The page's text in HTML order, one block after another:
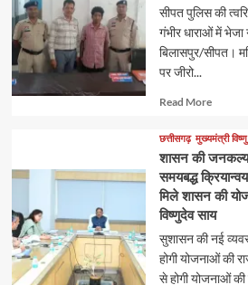
सीपत पुलिस की
गंभीर धाराओं में भेजा
बिलासपुर/सीपत।
पर जीरो...
Read MoreRead
about
छत्तीसगढ़ मुख्यमंत्री
शासन की
समयबद्ध
मिले शासन की
विष्णुदेव साय
सुशासन की नई
होगी योजनाओं की
से होगी योजनाओं की